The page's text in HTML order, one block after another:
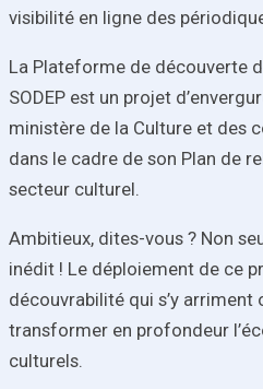
visibilité en ligne des
La Plateforme de découverte
SODEP est un projet
ministère de la Culture et des
dans le cadre de son Plan de
secteur culturel.
Ambitieux, dites-vous ? Non
inédit ! Le déploiement de ce
découvrabilité qui s’y
transformer en profondeur
culturels.